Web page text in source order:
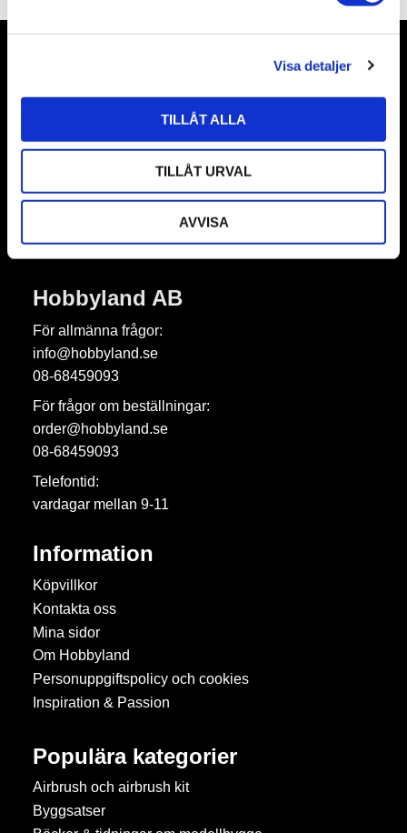
a
Visa detaljer
TILLÅT ALLA
TILLÅT URVAL
AVVISA
Prenumerera
Dina personuppgifter behandlas i enlighet med vårintegritetspolicy.
Hobbyland AB
För allmänna frågor:
info@hobbyland.se
08-68459093
För frågor om beställningar:
order@hobbyland.se
08-68459093
Telefontid:
vardagar mellan 9-11
Information
Köpvillkor
Kontakta oss
Mina sidor
Om Hobbyland
Personuppgiftspolicy och cookies
Inspiration & Passion
Populära kategorier
Airbrush och airbrush kit
Byggsatser